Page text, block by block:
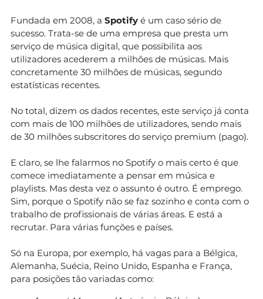
Fundada em 2008, a Spotify é um caso sério de
sucesso. Trata-se de uma empresa que presta um
serviço de música digital, que possibilita aos
utilizadores acederem a milhões de músicas. Mais
concretamente 30 milhões de músicas, segundo
estatísticas recentes.
No total, dizem os dados recentes, este serviço já conta
com mais de 100 milhões de utilizadores, sendo mais
de 30 milhões subscritores do serviço premium (pago).
E claro, se lhe falarmos no Spotify o mais certo é que
comece imediatamente a pensar em música e
playlists. Mas desta vez o assunto é outro. É emprego.
Sim, porque o Spotify não se faz sozinho e conta com o
trabalho de profissionais de várias áreas. E está a
recrutar. Para várias funções e países.
Só na Europa, por exemplo, há vagas para a Bélgica,
Alemanha, Suécia, Reino Unido, Espanha e França,
para posições tão variadas como: